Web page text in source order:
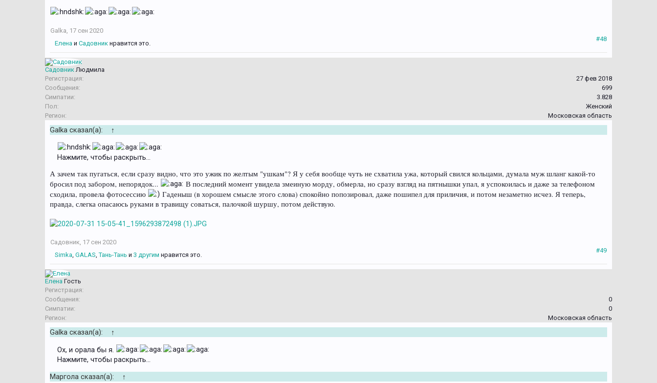
Galka 17 сен 2020
#48
Елена и Садовник нравится это.
Садовник Людмила
Регистрация:
27 фев 2018
Сообщения:
699
Симпатии:
3.828
Пол:
Женский
Регион:
Московская область
Galka сказал(а): ↑
Нажмите, чтобы раскрыть...
А зачем так пугаться, если сразу видно, что это ужик по желтым "ушкам"? Я у себя вообще чуть не схватила ужа, который свился кольцами, думала муж шланг какой-то
бросил под забором, непорядок...
В последний момент увидела змеиную морду, обмерла, но сразу взгляд на пятнышки упал, я успокоилась и даже за телефоном
сходила, провела фотосессию
Гаденыш (в хорошем смысле этого слова) спокойно попозировал, даже пошипел для приличия, и потом незаметно исчез. Я теперь,
правда, слегка опасаюсь руками в травищу соваться, палочкой шуршу, потом действую.
Садовник, 17 сен 2020
#49
Simka, GALAS,Тань-Тань и 3 другим нравится это.
Елена Гость
Регистрация:
Сообщения:
0
Симпатии:
0
Регион:
Московская область
Galka сказал(а):
↑
Ох, и орала бы я.
Нажмите, чтобы раскрыть...
Маргола сказал(а):
↑